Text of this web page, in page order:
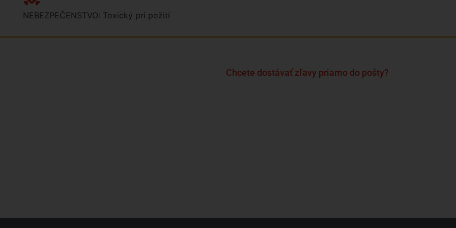
NEBEZPEČENSTVO: Toxický pri požití
Chcete dostávať zľavy priamo do pošty?